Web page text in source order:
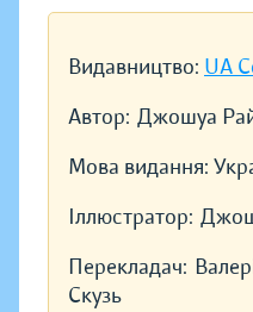
Видавництво: UA
Автор: Джошуа
Мова видання:
Іллюстратор:
Перекладач:
Скузь